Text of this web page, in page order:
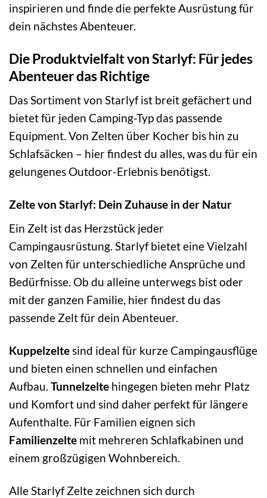
inspirieren und finde die perfekte Ausrüstung für
dein nächstes Abenteuer.
Die Produktvielfalt von Starlyf: Für jedes
Abenteuer das Richtige
Das Sortiment von Starlyf ist breit gefächert und
bietet für jeden Camping-Typ das passende
Equipment. Von Zelten über Kocher bis hin zu
Schlafsäcken – hier findest du alles, was du für ein
gelungenes Outdoor-Erlebnis benötigst.
Zelte von Starlyf: Dein Zuhause in der Natur
Ein Zelt ist das Herzstück jeder
Campingausrüstung. Starlyf bietet eine Vielzahl
von Zelten für unterschiedliche Ansprüche und
Bedürfnisse. Ob du alleine unterwegs bist oder
mit der ganzen Familie, hier findest du das
passende Zelt für dein Abenteuer.
Kuppelzelte sind ideal für kurze Campingausflüge
und bieten einen schnellen und einfachen
Aufbau. Tunnelzelte hingegen bieten mehr Platz
und Komfort und sind daher perfekt für längere
Aufenthalte. Für Familien eignen sich
Familienzelte mit mehreren Schlafkabinen und
einem großzügigen Wohnbereich.
Alle Starlyf Zelte zeichnen sich durch